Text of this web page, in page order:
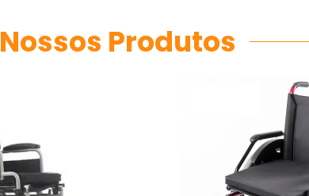
Nossos Produtos